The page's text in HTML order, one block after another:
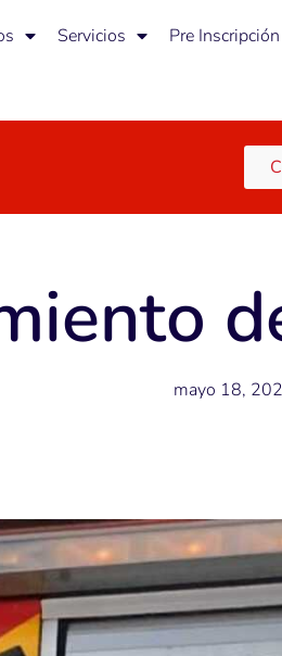
Servicios Pre Inscripción
mayo 18,